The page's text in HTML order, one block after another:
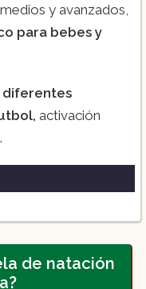
y avanzados,
para bebes y
activación
($100):
de natación